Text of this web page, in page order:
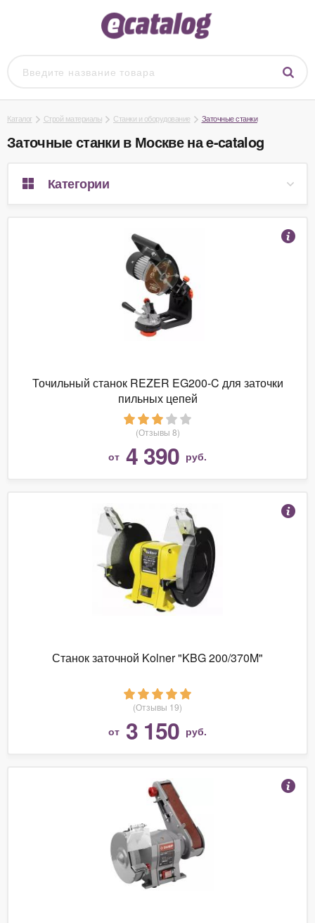
Каталог Строй материалы Станки и оборудование Заточные станки
Заточные станки в Москве на e-catalog
Категории
Точильный станок REZER EG200-C для заточки
пильных цепей
(Отзывы 8)
от 4 390 руб.
Станок заточной Kolner "KBG 200/370M"
(Отзывы 19)
от 3 150 руб.